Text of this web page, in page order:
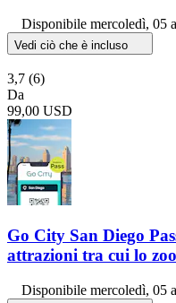
Disponibile mercoledì, 05
Vedi ciò che è incluso
3,7 (6)
Da
99,00 USD
Go City San Diego
attrazioni tra cui lo
Disponibile mercoledì, 05